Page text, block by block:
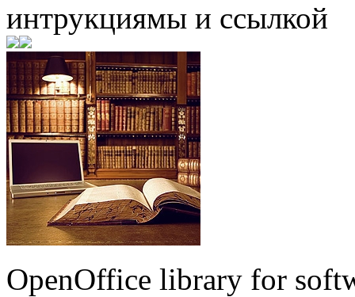
интрукциямы и ссылкой
OpenOffice library for